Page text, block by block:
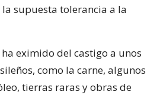
supuesta tolerancia a la
eximido del castigo a unos
como la carne, algunos
tierras raras y obras de